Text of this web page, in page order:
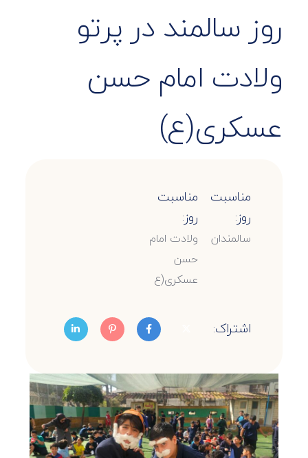
روز سالمند در پرتو
ولادت امام حسن
عسکری(ع)
مناسبت
روز:
سالمندان
مناسبت
روز:
ولادت امام
حسن
عسکری(ع
اشتراک: